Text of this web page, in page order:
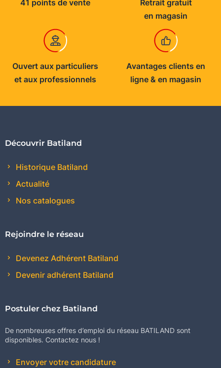
41 points de vente
Retrait gratuit
en magasin
Ouvert aux particuliers
et aux professionnels
Avantages clients en
ligne & en magasin
Découvrir Batiland
Historique Batiland
Actualité
Nos catalogues
Rejoindre le réseau
Devenez Adhérent Batiland
Devenir adhérent Batiland
Postuler chez Batiland
De nombreuses offres d’emploi du réseau BATILAND sont
disponibles. Contactez nous !
Envoyer votre candidature